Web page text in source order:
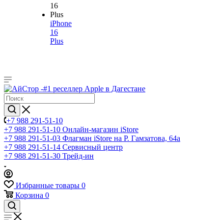
iPhone
16
Plus
+7 988 291-51-10
+7 988 291-51-10 Онлайн-магазин iStore
+7 988 291-51-03 Флагман iStore на Р. Гамзатова, 64а
+7 988 291-51-14 Сервисный центр
+7 988 291-51-30 Трейд-ин
Избранные товары 0
Корзина 0